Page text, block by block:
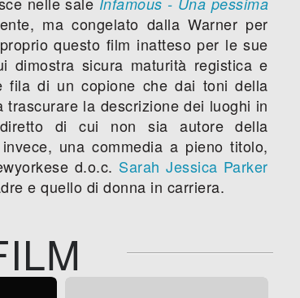
ma congelato dalla Warner per
questo film inatteso per le sue
dimostra sicura maturità registica e
fila di un copione che dai toni della
la descrizione dei luoghi in
di cui non sia autore della
una commedia a pieno titolo,
d.o.c. Sarah Jessica Parker
e quello di donna in carriera.